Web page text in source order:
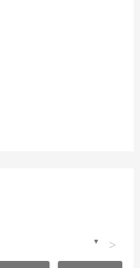
▼ >